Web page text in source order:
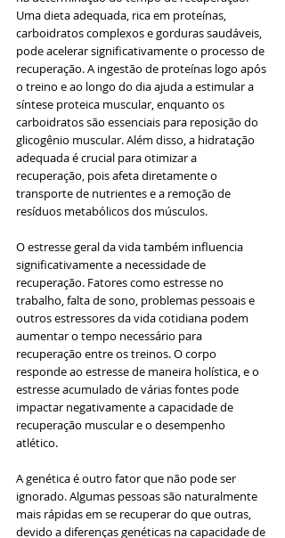
Uma dieta adequada, rica em proteínas,
carboidratos complexos e gorduras saudáveis,
pode acelerar significativamente o processo de
recuperação. A ingestão de proteínas logo após
o treino e ao longo do dia ajuda a estimular a
síntese proteica muscular, enquanto os
carboidratos são essenciais para reposição do
glicogênio muscular. Além disso, a hidratação
adequada é crucial para otimizar a
recuperação, pois afeta diretamente o
transporte de nutrientes e a remoção de
resíduos metabólicos dos músculos.
O estresse geral da vida também influencia
significativamente a necessidade de
recuperação. Fatores como estresse no
trabalho, falta de sono, problemas pessoais e
outros estressores da vida cotidiana podem
aumentar o tempo necessário para
recuperação entre os treinos. O corpo
responde ao estresse de maneira holística, e o
estresse acumulado de várias fontes pode
impactar negativamente a capacidade de
recuperação muscular e o desempenho
atlético.
A genética é outro fator que não pode ser
ignorado. Algumas pessoas são naturalmente
mais rápidas em se recuperar do que outras,
devido a diferenças genéticas na capacidade de